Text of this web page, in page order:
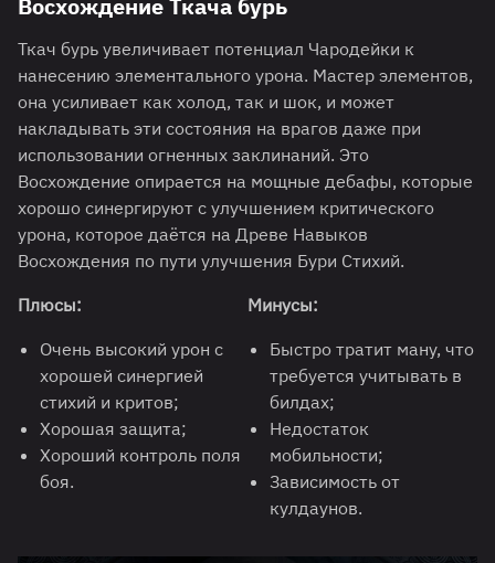
Восхождение Ткача бурь
Ткач бурь увеличивает потенциал Чародейки к
нанесению элементального урона. Мастер элементов,
она усиливает как холод, так и шок, и может
накладывать эти состояния на врагов даже при
использовании огненных заклинаний. Это
Восхождение опирается на мощные дебафы, которые
хорошо синергируют с улучшением критического
урона, которое даётся на Древе Навыков
Восхождения по пути улучшения Бури Стихий.
Плюсы:
Очень высокий урон с
хорошей синергией
стихий и критов;
Хорошая защита;
Хороший контроль поля
боя.
Минусы:
Быстро тратит ману, что
требуется учитывать в
билдах;
Недостаток
мобильности;
Зависимость от
кулдаунов.